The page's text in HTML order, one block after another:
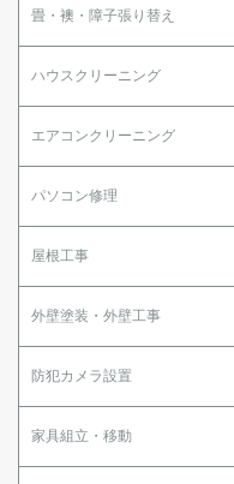
畳・襖・障子張り替え
ハウスクリーニング
エアコンクリーニング
パソコン修理
屋根工事
外壁塗装・外壁工事
防犯カメラ設置
家具組立・移動